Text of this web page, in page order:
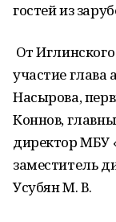
гостей из
От
участие
Насырова,
Коннов,
директор МБУ
заместитель
Усубян М. В.